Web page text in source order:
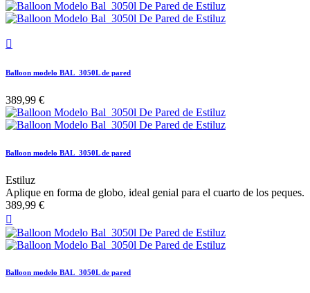

Balloon modelo BAL_3050L de pared
389,99 €
Balloon modelo BAL_3050L de pared
Estiluz
Aplique en forma de globo, ideal genial para el cuarto de los peques.
389,99 €

Balloon modelo BAL_3050L de pared